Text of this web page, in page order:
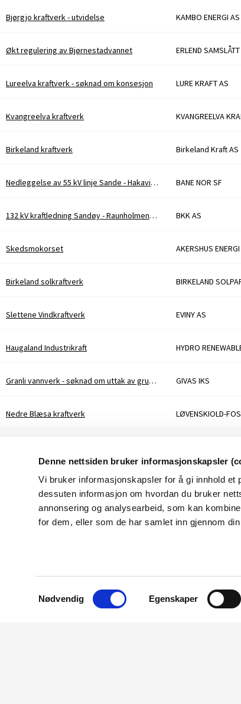
Denne nettsiden bruker informasjonskapsler
Vi bruker informasjonskapsler for å gi innhold
dessuten informasjon om hvordan du bruker
annonsering og analysearbeid, som kan
for dem, eller som de har samlet inn gjennom
Samtykkevalg
Nødvendig Egenskaper
Bjørgjo kraftverk - utvidelse KAMBO ENERGI AS
Økt regulering av Bjørnestadvannet ERLEND SAMSLÅTT
Lureelva kraftverk - søknad om konsesjon LURE KRAFT AS
Kvangreelva kraftverk
Birkeland kraftverk Birkeland Kraft AS
Nedleggelse av 55 kV linje Sande - Hakavik - Sundet og Sande transformatorstasjon BANE NOR SF
132 kV kraftledning Sandøy - Raunholmen og Raunholmen transformatorstasjon BKK AS
Skedsmokorset
Birkeland solkraftverk
Slettene Vindkraftverk EVINY AS
Haugaland Industrikraft
Granli vannverk - søknad om uttak av grunnvann GIVAS IKS
Nedre Blæsa kraftverk
Stokkfjellet 2 vindkraftverk ANEO VIND AS
66 (132) kV Fitjar-Tysnes og ny Tjøreneset transformatorstasjon FAGNE AS
Konsesjonsnyheter